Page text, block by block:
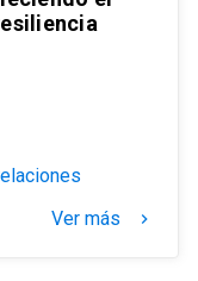
Ver más
keyboard_arrow_right